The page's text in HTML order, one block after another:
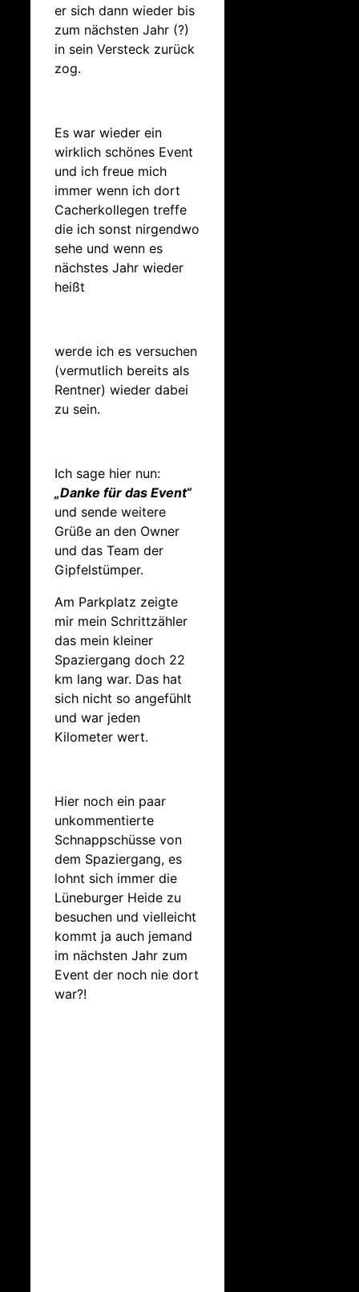
er sich dann wieder bis
zum nächsten Jahr (?)
in sein Versteck zurück
zog.
Es war wieder ein
wirklich schönes Event
und ich freue mich
immer wenn ich dort
Cacherkollegen treffe
die ich sonst nirgendwo
sehe und wenn es
nächstes Jahr wieder
heißt
werde ich es versuchen
(vermutlich bereits als
Rentner) wieder dabei
zu sein.
Ich sage hier nun:
„Danke für das Event“
und sende weitere
Grüße an den Owner
und das Team der
Gipfelstümper.
Am Parkplatz zeigte
mir mein Schrittzähler
das mein kleiner
Spaziergang doch 22
km lang war. Das hat
sich nicht so angefühlt
und war jeden
Kilometer wert.
Hier noch ein paar
unkommentierte
Schnappschüsse von
dem Spaziergang, es
lohnt sich immer die
Lüneburger Heide zu
besuchen und vielleicht
kommt ja auch jemand
im nächsten Jahr zum
Event der noch nie dort
war?!